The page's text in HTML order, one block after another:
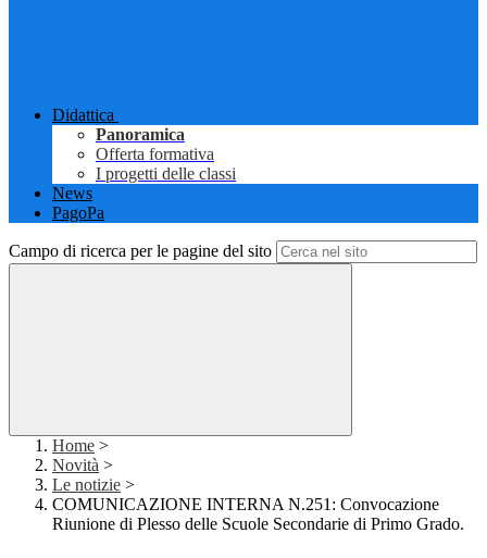
Didattica
Panoramica
Offerta formativa
I progetti delle classi
News
PagoPa
Campo di ricerca per le pagine del sito
Home >
Novità >
Le notizie >
COMUNICAZIONE INTERNA N.251: Convocazione
Riunione di Plesso delle Scuole Secondarie di Primo Grado.